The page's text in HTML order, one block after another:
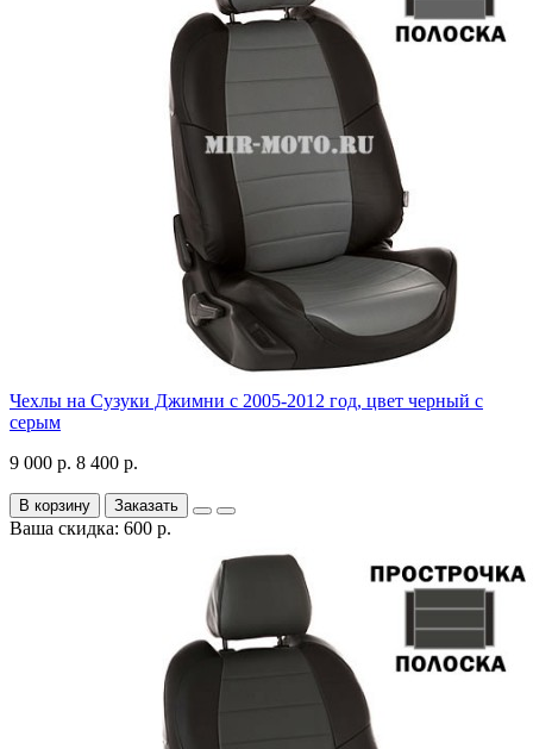
Чехлы на Сузуки Джимни с 2005-2012 год, цвет черный с
серым
9 000 р. 8 400 р.
В корзину Заказать
Ваша скидка: 600 р.